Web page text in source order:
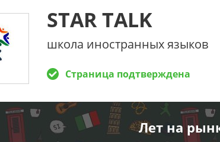
STAR TALK
школа иностранных языков
Страница подтверждена
Лет на